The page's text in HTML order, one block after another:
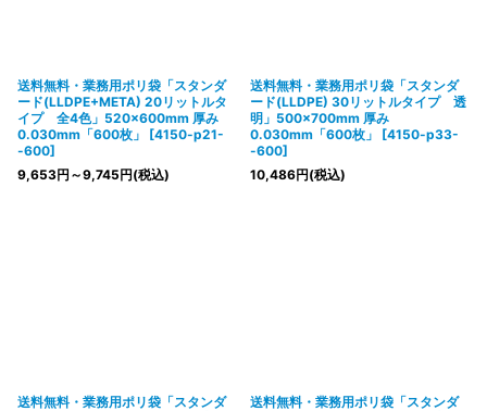
送料無料・業務用ポリ袋「スタンダ
ード(LLDPE+META) 20リットルタ
イプ 全4色」520×600mm 厚み
0.030mm「600枚」
[4150-p21-
-600]
9,653円 ～9,745円(税込)
送料無料・業務用ポリ袋「スタンダ
ード(LLDPE) 30リットルタイプ 透
明」500×700mm 厚み
0.030mm「600枚」
[4150-p33-
-600]
10,486円(税込)
送料無料・業務用ポリ袋「スタンダ
送料無料・業務用ポリ袋「スタンダ